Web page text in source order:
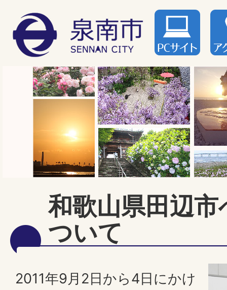
和歌山県田辺
ついて
2011年9月2日から4日にかけ